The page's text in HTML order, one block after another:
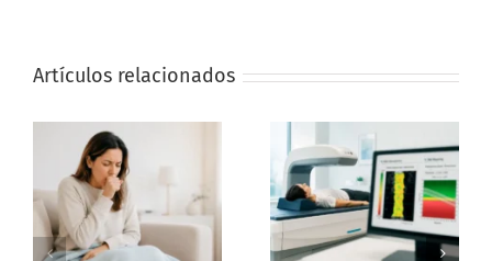
Artículos relacionados